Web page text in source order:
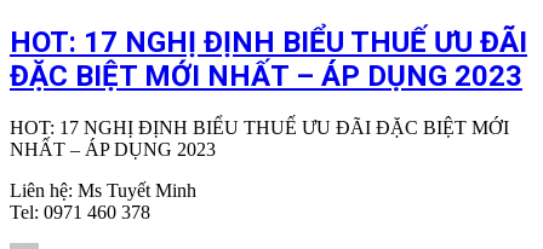
HOT: 17 NGHỊ ĐỊNH BIỂU THUẾ ƯU ĐÃI
ĐẶC BIỆT MỚI NHẤT – ÁP DỤNG 2023
HOT: 17 NGHỊ ĐỊNH BIỂU THUẾ ƯU ĐÃI ĐẶC BIỆT MỚI
NHẤT – ÁP DỤNG 2023
Liên hệ: Ms Tuyết Minh
Tel: 0971 460 378